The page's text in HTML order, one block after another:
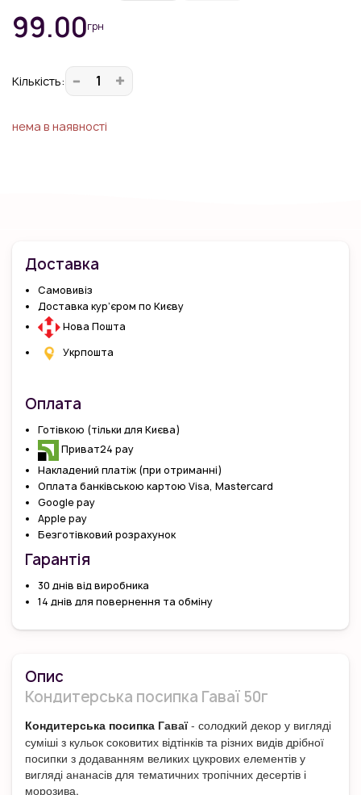
99.00грн
Кiлькiсть:
нема в наявності
Доставка
Самовивіз
Доставка кур’єром по Києву
Нова Пошта
Укрпошта
Оплата
Готівкою (тільки для Києва)
Приват24 pay
Накладений платіж (при отриманні)
Оплата банківською картою Visa, Mastercard
Google pay
Apple pay
Безготівковий розрахунок
Гарантiя
30 днів від виробника
14 днів для повернення та обміну
Опис
Кондитерська посипка Гаваї 50г
Кондитерська посипка Гаваї- солодкий декор у вигляді
суміші з кульок соковитих відтінків та різних видів дрібної
посипки з додаванням великих цукрових елементів у
вигляді ананасів для тематичних тропічних десертів і
морозива.